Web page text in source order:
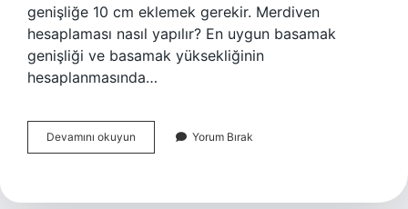
genişliğe 10 cm eklemek gerekir. Merdiven
hesaplaması nasıl yapılır? En uygun basamak
genişliği ve basamak yüksekliğinin
hesaplanmasında…
Devamını okuyun Merdivende
4
Nedir
Yorum Bırak